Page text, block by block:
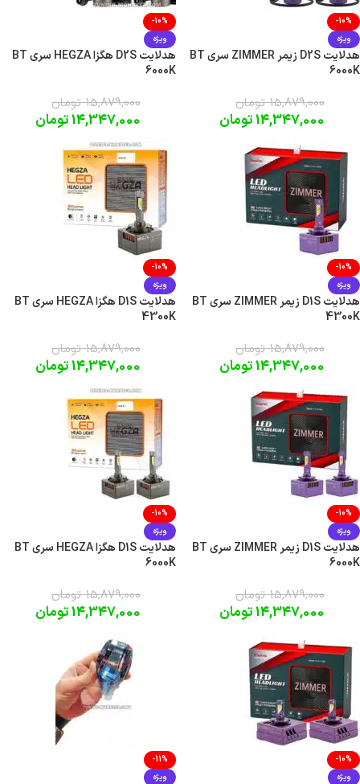
-10%
ویژه
هدلایت D2S زیمر ZIMMER سری BT
6000K
15,879,000 تومان
14,347,000تومان
-10%
ویژه
هدلایت D2S هگزا HEGZA سری BT
6000K
15,879,000 تومان
14,347,000تومان
-10%
ویژه
هدلایت D1S زیمر ZIMMER سری BT
4300K
15,879,000 تومان
14,347,000تومان
-10%
ویژه
هدلایت D1S هگزا HEGZA سری BT
4300K
15,879,000 تومان
14,347,000تومان
-10%
ویژه
هدلایت D1S زیمر ZIMMER سری BT
6000K
15,879,000 تومان
14,347,000تومان
-10%
ویژه
هدلایت D1S هگزا HEGZA سری BT
6000K
15,879,000 تومان
14,347,000تومان
-10%
ویژه
-11%
ویژه